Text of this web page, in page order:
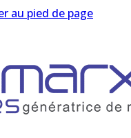
au pied de page